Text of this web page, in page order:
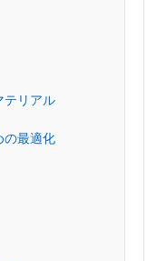
テリアル
の最適化